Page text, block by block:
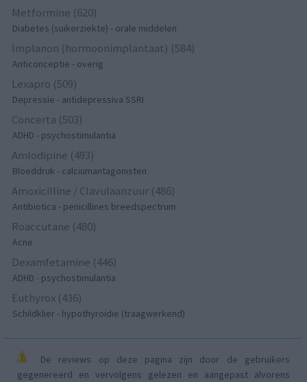
Metformine (620)
Diabetes (suikerziekte) - orale middelen
Implanon (hormoonimplantaat) (584)
Anticonceptie - overig
Lexapro (509)
Depressie - antidepressiva SSRI
Concerta (503)
ADHD - psychostimulantia
Amlodipine (493)
Bloeddruk - calciumantagonisten
Amoxicilline / Clavulaanzuur (486)
Antibiotica - penicillines breedspectrum
Roaccutane (480)
Acne
Dexamfetamine (446)
ADHD - psychostimulantia
Euthyrox (436)
Schildklier - hypothyroidie (traagwerkend)
De reviews op deze pagina zijn door de gebruikers
gegenereerd en vervolgens gelezen en aangepast alvorens